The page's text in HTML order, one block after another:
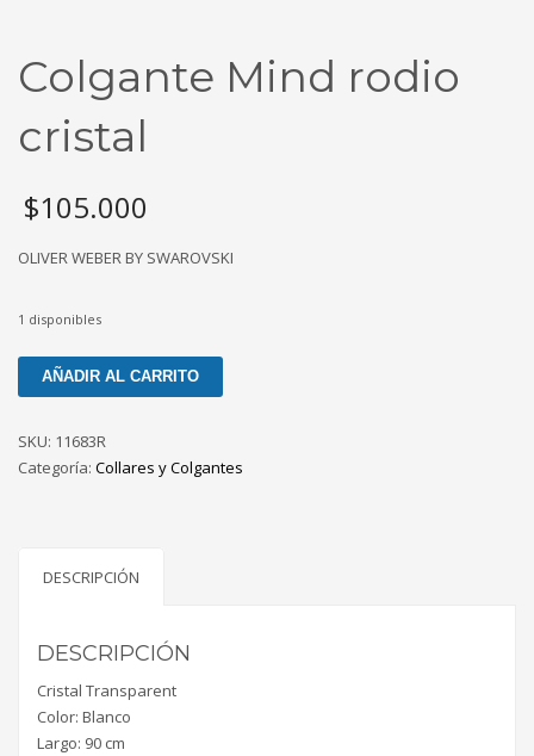
Colgante Mind rodio
cristal
$105.000
OLIVER WEBER BY SWAROVSKI
1 disponibles
Colgante
Mind
cristal
cantidad
AÑADIR AL CARRITO
SKU: 11683R
Categoría: Collares y Colgantes
DESCRIPCIÓN
DESCRIPCIÓN
Cristal Transparent
Color: Blanco
Largo: 90 cm